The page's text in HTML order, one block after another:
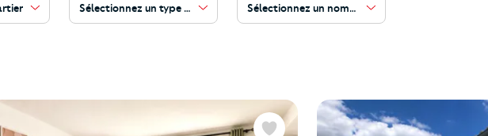
Sélectionnez un type de bien Sélectionnez un nombre de pièce